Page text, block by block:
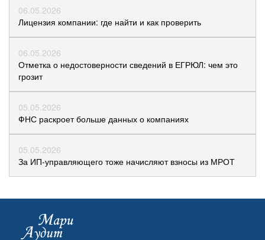
06.05.2026
Лицензия компании: где найти и как проверить
06.05.2026
Отметка о недостоверности сведений в ЕГРЮЛ: чем это
грозит
05.05.2026
ФНС раскроет больше данных о компаниях
05.05.2026
За ИП-управляющего тоже начисляют взносы из МРОТ